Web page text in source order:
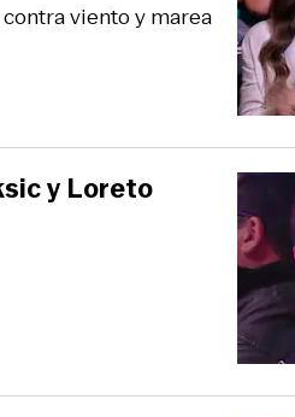
viento y marea
y Loreto